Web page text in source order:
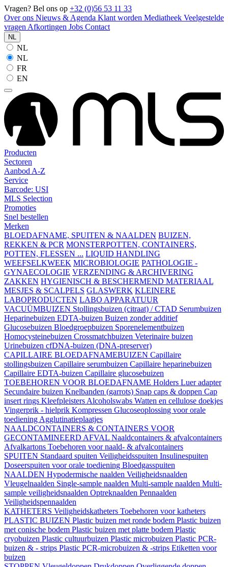
Vragen? Bel ons op +32 (0)56 53 11 33
Over ons Nieuws & Agenda Klant worden Mediatheek Veelgestelde
vragen Afkortingen Jobs Contact
NL
NL
NL
FR
EN
Producten
Sectoren
Aanbod A-Z
Service
Barcode: USI
MLS Selection
Promoties
Snel bestellen
Merken
BLOEDAFNAME, SPUITEN & NAALDEN BUIZEN,
REKKEN & PCR MONSTERPOTTEN, CONTAINERS,
POTTEN, FLESSEN ... LIQUID HANDLING
WEEFSELKWEEK MICROBIOLOGIE PATHOLOGIE -
GYNAECOLOGIE VERZENDING & ARCHIVERING
ZAKKEN HYGIENISCH & BESCHERMEND MATERIAAL
MESJES & SCALPELS GLASWERK KLEINERE
LABOPRODUCTEN LABO APPARATUUR
VACUÜMBUIZEN Stollingsbuizen (citraat) / CTAD Serumbuizen
Heparinebuizen EDTA-buizen Buizen zonder additief
Glucosebuizen Bloedgroepbuizen Sporenelementbuizen
Homocysteinebuizen Crossmatchbuizen Veterinaire buizen
Urinebuizen cfDNA-buizen (DNA-preserver)
CAPILLAIRE BLOEDAFNAMEBUIZEN Capillaire
stollingsbuizen Capillaire serumbuizen Capillaire heparinebuizen
Capillaire EDTA-buizen Capillaire glucosebuizen
TOEBEHOREN VOOR BLOEDAFNAME Holders Luer adapter
Secundaire buizen Knelbanden (garrots) Snap caps & doppen Cap
insert rings Kleefpleisters Alcoholswabs Watten en cellulose doekjes
Vingerprik - hielprik Kompressen Glucoseoplossing voor orale
toediening Agglutinatieplaatjes
NAALDCONTAINERS & CONTAINERS VOOR
GECONTAMINEERD AFVAL Naaldcontainers & afvalcontainers
Afvalkartons Toebehoren voor naald- & afvalcontainers
SPUITEN Standaard spuiten Veiligheidsspuiten Insulinespuiten
Doseerspuiten voor orale toediening Bloedgasspuiten
NAALDEN Hypodermische naalden Veiligheidsnaalden
Vleugelnaalden Single-sample naalden Multi-sample naalden Multi-
sample veiligheidsnaalden Optreknaalden Pennaalden
Veiligheidspennaalden
KATHETERS Veiligheidskatheters Toebehoren voor katheters
PLASTIC BUIZEN Plastic buizen met ronde bodem Plastic buizen
met conische bodem Plastic buizen met platte bodem Plastic
cryobuizen Plastic cultuurbuizen Plastic microbuizen Plastic PCR-
buizen & - strips Plastic PCR-microbuizen & -strips Etiketten voor
buizen